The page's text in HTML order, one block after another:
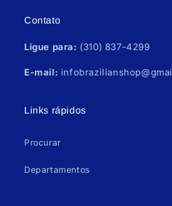
Contato
Ligue para: (310) 837-4299
E-mail:
Links rápidos
Procurar
Departamentos